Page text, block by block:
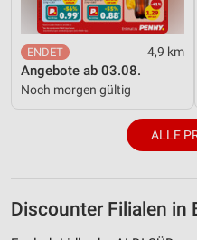
4,9 km
Angebote ab 03.08.
Noch morgen gültig
ALLE
Discounter Filialen in